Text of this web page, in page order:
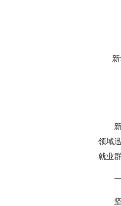
华 共槌共赢——川京拍卖业务交流座谈会在成
卖协会会长姚光锋在2026年全国拍卖行业协
卖协会参加“2026年全国拍卖行业协会工作
微 修德 灵变——协会五届三次会员大会总结
新就
领域
就业
一
坚持